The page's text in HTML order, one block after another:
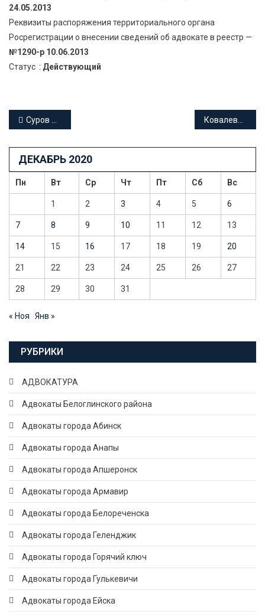
24.05.2013
Реквизиты распоряжения территориального органа
Росрегистрации о внесении сведений об адвокате в реестр —
№1290-р 10.06.2013
Статус : Действующий
Навигация
по
записям
Суров Юрий Валентинович адвокат Краснодарского края
ДЕКАБРЬ 2020
Пн Вт Ср Чт Пт Сб Вс
1 2 3 4 5 6
7 8 9 10 11 12 13
14 15 16 17 18 19 20
21 22 23 24 25 26 27
28 29 30 31
« Ноя Янв »
РУБРИКИ
АДВОКАТУРА
Адвокаты Белоглинского района
Адвокаты города Абинск
Адвокаты города Анапы
Адвокаты города Апшеронск
Адвокаты города Армавир
Адвокаты города Белореченска
Адвокаты города Геленджик
Адвокаты города Горячий ключ
Адвокаты города Гулькевичи
Адвокаты города Ейска